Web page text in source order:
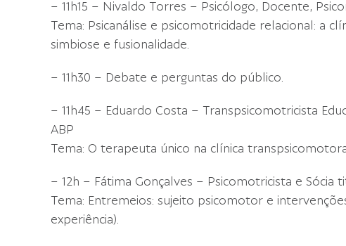
– 11h15 – Nivaldo Torres – Psicólogo, Docente,
Tema: Psicanálise e psicomotricidade relacional: a
simbiose e fusionalidade.
– 11h30 – Debate e perguntas do público.
– 11h45 – Eduardo Costa – Transpsicomotricista
ABP
Tema: O terapeuta único na clínica
– 12h – Fátima Gonçalves – Psicomotricista e Sócia
Tema: Entremeios: sujeito psicomotor e
experiência).